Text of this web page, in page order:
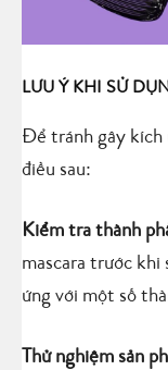
LƯU Ý KHI SỬ
Để tránh gây kích
điều sau:
Kiểm tra thành
mascara trước khi
ứng với một số
Thử nghiệm sản